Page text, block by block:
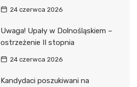
24 czerwca 2026
Uwaga! Upały w Dolnośląskiem –
ostrzeżenie II stopnia
24 czerwca 2026
Kandydaci poszukiwani na